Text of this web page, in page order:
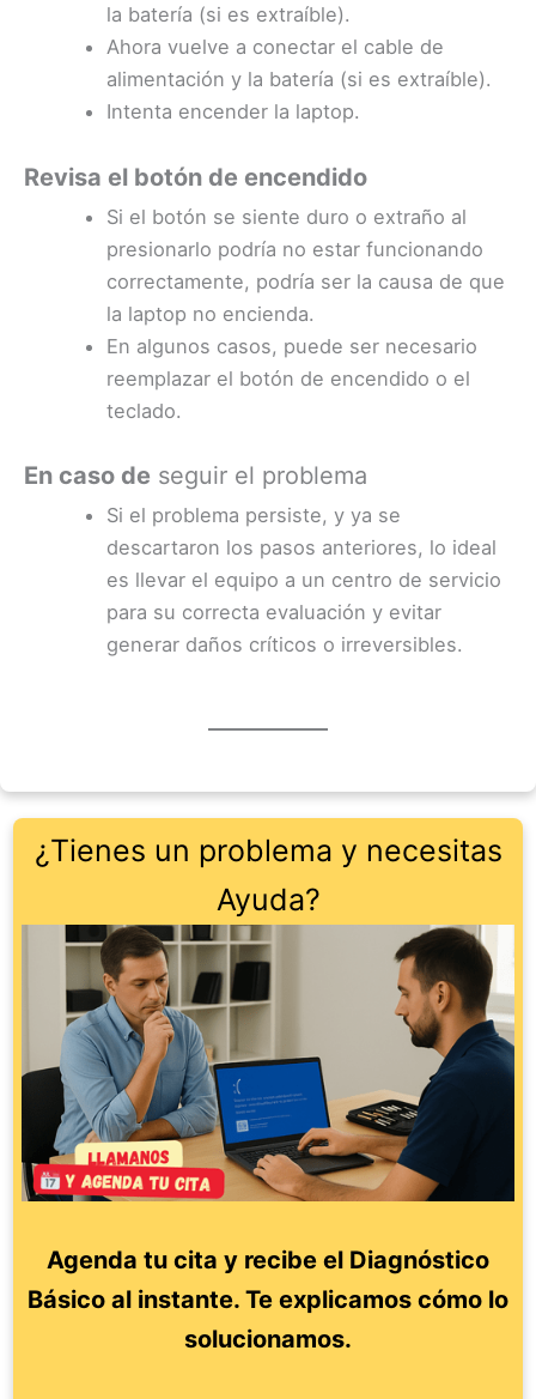
la batería (si es extraíble).
Ahora vuelve a conectar el cable de
alimentación y la batería (si es extraíble).
Intenta encender la laptop.
Revisa el botón de encendido
Si el botón se siente duro o extraño al
presionarlo podría no estar funcionando
correctamente, podría ser la causa de que
la laptop no encienda.
En algunos casos, puede ser necesario
reemplazar el botón de encendido o el
teclado.
En caso de seguir el problema
Si el problema persiste, y ya se
descartaron los pasos anteriores, lo ideal
es llevar el equipo a un centro de servicio
para su correcta evaluación y evitar
generar daños críticos o irreversibles.
¿Tienes un problema y necesitas
Ayuda?
Agenda tu cita y recibe el Diagnóstico
Básico al instante. Te explicamos cómo lo
solucionamos.